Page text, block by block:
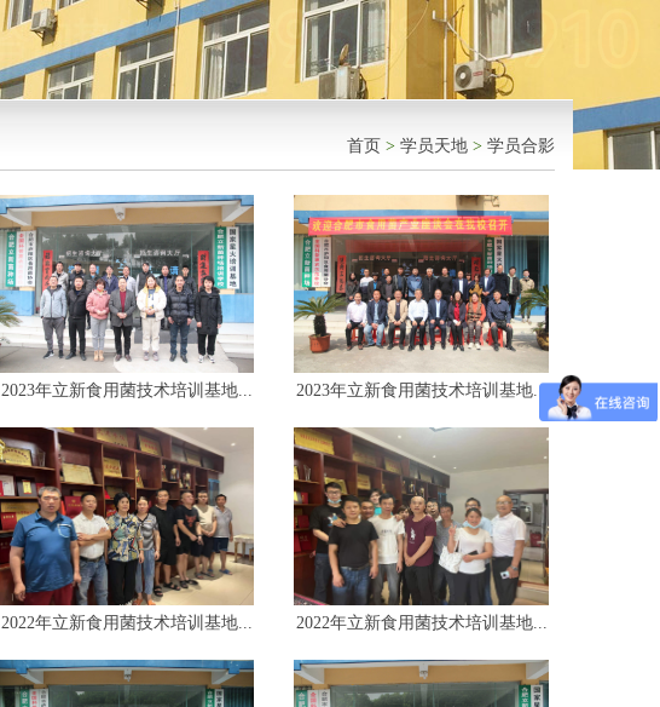
首页 > 学员天地 > 学员合影
2023年立新食用菌技术培训基地... 2023年立新食用菌技术培训基地...
2022年立新食用菌技术培训基地... 2022年立新食用菌技术培训基地...